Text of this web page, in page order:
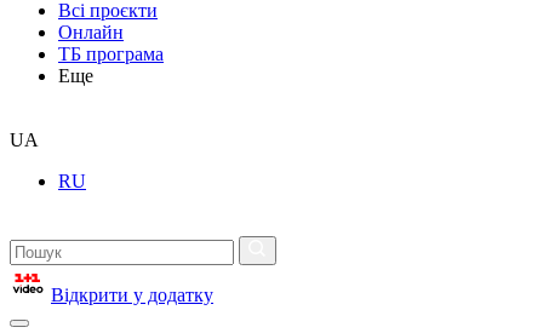
Всі проєкти
Онлайн
ТБ програма
Еще
UA
RU
Відкрити у додатку